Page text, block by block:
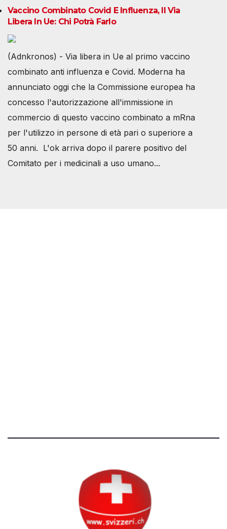
Vaccino Combinato Covid E Influenza, Il Via
Libera In Ue: Chi Potrà Farlo
(Adnkronos) - Via libera in Ue al primo vaccino
combinato anti influenza e Covid. Moderna ha
annunciato oggi che la Commissione europea ha
concesso l'autorizzazione all'immissione in
commercio di questo vaccino combinato a mRna
per l'utilizzo in persone di età pari o superiore a
50 anni. L'ok arriva dopo il parere positivo del
Comitato per i medicinali a uso umano...